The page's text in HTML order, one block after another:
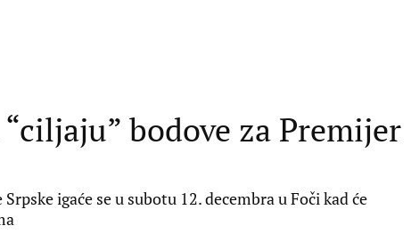
bodove za Premijer
igaće se u subotu 12. decembra u Foči kad će